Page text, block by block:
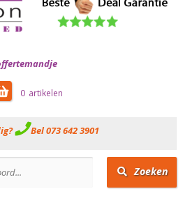
0
Bel 073 642 3901
Zoeken